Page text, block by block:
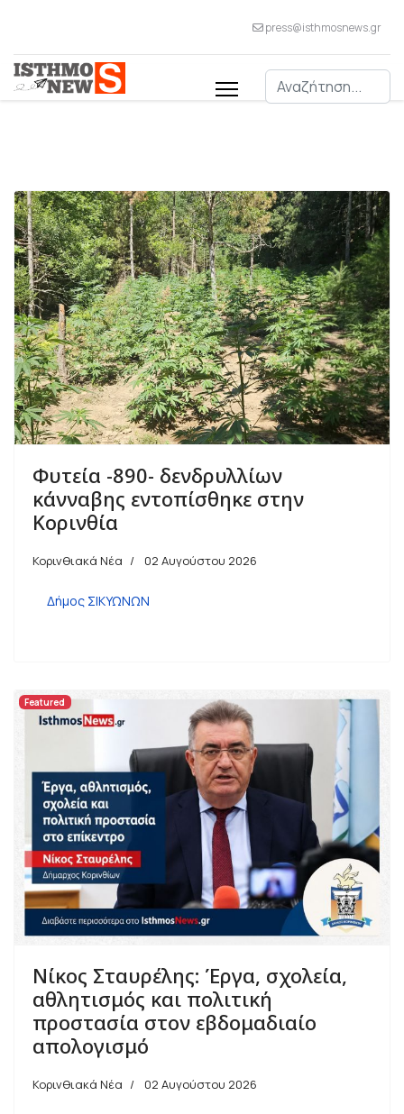
press@isthmosnews.gr
Αναζήτηση
Φυτεία -890- δενδρυλλίων
κάνναβης εντοπίσθηκε στην
Κορινθία
Κορινθιακά Νέα 02 Αυγούστου 2026
Δήμος ΣΙΚΥΩΝΩΝ
Featured
Νίκος Σταυρέλης: Έργα, σχολεία,
αθλητισμός και πολιτική
προστασία στον εβδομαδιαίο
απολογισμό
Κορινθιακά Νέα 02 Αυγούστου 2026